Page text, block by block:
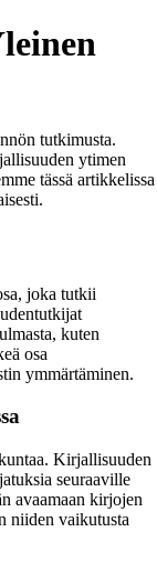
tutkimusta.
ytimen
tässä artikkelissa
joka tutkii
kuten
osa
ymmärtäminen.
Kirjallisuuden
seuraaville
avaamaan kirjojen
niiden vaikutusta